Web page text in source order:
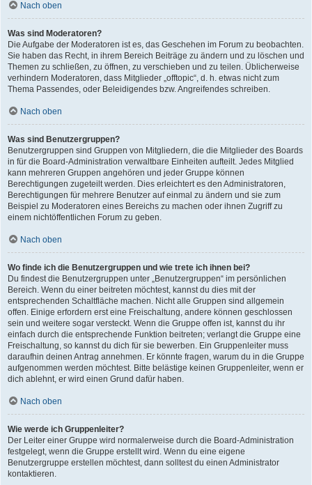
Nach oben
Was sind Moderatoren?
Die Aufgabe der Moderatoren ist es, das Geschehen im Forum zu beobachten.
Sie haben das Recht, in ihrem Bereich Beiträge zu ändern und zu löschen und
Themen zu schließen, zu öffnen, zu verschieben und zu teilen. Üblicherweise
verhindern Moderatoren, dass Mitglieder „offtopic“, d. h. etwas nicht zum
Thema Passendes, oder Beleidigendes bzw. Angreifendes schreiben.
Nach oben
Was sind Benutzergruppen?
Benutzergruppen sind Gruppen von Mitgliedern, die die Mitglieder des Boards
in für die Board-Administration verwaltbare Einheiten aufteilt. Jedes Mitglied
kann mehreren Gruppen angehören und jeder Gruppe können
Berechtigungen zugeteilt werden. Dies erleichtert es den Administratoren,
Berechtigungen für mehrere Benutzer auf einmal zu ändern und sie zum
Beispiel zu Moderatoren eines Bereichs zu machen oder ihnen Zugriff zu
einem nichtöffentlichen Forum zu geben.
Nach oben
Wo finde ich die Benutzergruppen und wie trete ich ihnen bei?
Du findest die Benutzergruppen unter „Benutzergruppen“ im persönlichen
Bereich. Wenn du einer beitreten möchtest, kannst du dies mit der
entsprechenden Schaltfläche machen. Nicht alle Gruppen sind allgemein
offen. Einige erfordern erst eine Freischaltung, andere können geschlossen
sein und weitere sogar versteckt. Wenn die Gruppe offen ist, kannst du ihr
einfach durch die entsprechende Funktion beitreten; verlangt die Gruppe eine
Freischaltung, so kannst du dich für sie bewerben. Ein Gruppenleiter muss
daraufhin deinen Antrag annehmen. Er könnte fragen, warum du in die Gruppe
aufgenommen werden möchtest. Bitte belästige keinen Gruppenleiter, wenn er
dich ablehnt, er wird einen Grund dafür haben.
Nach oben
Wie werde ich Gruppenleiter?
Der Leiter einer Gruppe wird normalerweise durch die Board-Administration
festgelegt, wenn die Gruppe erstellt wird. Wenn du eine eigene
Benutzergruppe erstellen möchtest, dann solltest du einen Administrator
kontaktieren.